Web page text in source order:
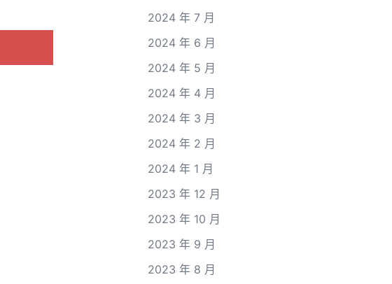
2024 年 7 月
2024 年 6 月
2024 年 5 月
2024 年 4 月
2024 年 3 月
2024 年 2 月
2024 年 1 月
2023 年 12 月
2023 年 10 月
2023 年 9 月
2023 年 8 月